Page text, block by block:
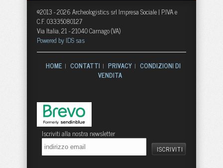
©2013 - 2026 Archeologistics srl Impresa Sociale | P.IVA e
C.F. 03335080127
Via Italia, 21 - 21040 Carnago (VA)
Powered by IDS sas
HOME | CONTATTI | PRIVACY | CONDIZIONI DI
VENDITA
Iscriviti alla nostra newsletter